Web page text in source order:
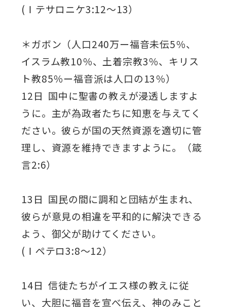
(Ⅰテサロニケ3:12～13）
＊ガボン（人口240万ー福音未伝5％、
イスラム教10％、土着宗教3％、キリス
ト教85％ー福音派は人口の13％）
12日 国中に聖書の教えが浸透しますよ
うに。主が為政者たちに知恵を与えてく
ださい。彼らが国の天然資源を適切に管
理し、資源を維持できますように。（箴
言2:6）
13日 国民の間に調和と団結が生まれ、
彼らが意見の相違を平和的に解決できる
よう、御父が助けてください。
(Ⅰペテロ3:8～12）
14日 信徒たちがイエス様の教えに従
い、大胆に福音を宣べ伝え、神のみこと